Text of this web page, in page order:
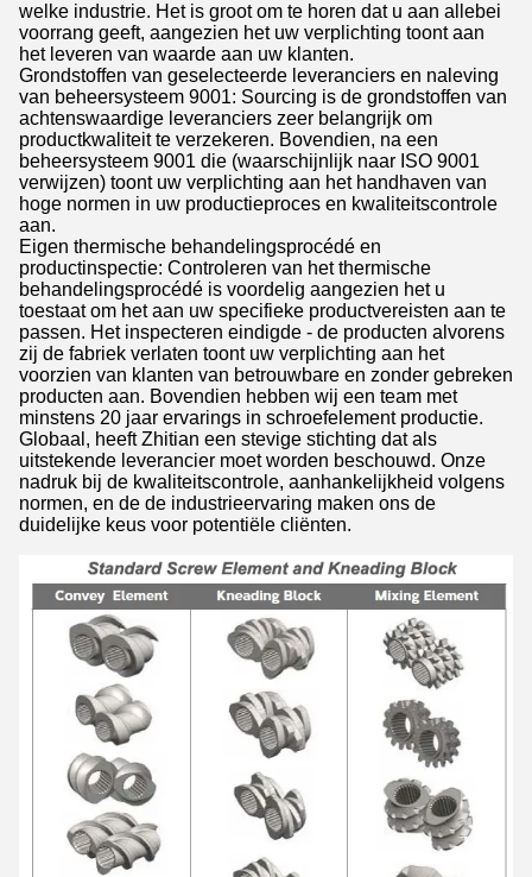
welke industrie. Het is groot om te horen dat u aan allebei
voorrang geeft, aangezien het uw verplichting toont aan
het leveren van waarde aan uw klanten.
Grondstoffen van geselecteerde leveranciers en naleving
van beheersysteem 9001: Sourcing is de grondstoffen van
achtenswaardige leveranciers zeer belangrijk om
productkwaliteit te verzekeren. Bovendien, na een
beheersysteem 9001 die (waarschijnlijk naar ISO 9001
verwijzen) toont uw verplichting aan het handhaven van
hoge normen in uw productieproces en kwaliteitscontrole
aan.
Eigen thermische behandelingsprocédé en
productinspectie: Controleren van het thermische
behandelingsprocédé is voordelig aangezien het u
toestaat om het aan uw specifieke productvereisten aan te
passen. Het inspecteren eindigde - de producten alvorens
zij de fabriek verlaten toont uw verplichting aan het
voorzien van klanten van betrouwbare en zonder gebreken
producten aan. Bovendien hebben wij een team met
minstens 20 jaar ervarings in schroefelement productie.
Globaal, heeft Zhitian een stevige stichting dat als
uitstekende leverancier moet worden beschouwd. Onze
nadruk bij de kwaliteitscontrole, aanhankelijkheid volgens
normen, en de de industrieervaring maken ons de
duidelijke keus voor potentiële cliënten.